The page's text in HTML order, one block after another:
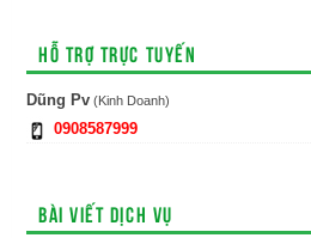
Hỗ trợ trực tuyến
Dũng Pv (Kinh Doanh)
0908587999
Bài viết dịch vụ